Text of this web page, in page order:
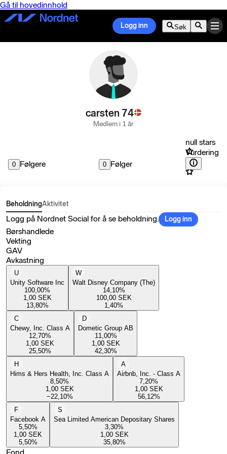
Gå til hovedinnhold
Logg inn Søk
carsten 74
Medlem i 1 år
0 Følgere 0 Følger
null stars
Vurdering
BeholdningAktivitet
Logg på Nordnet Social for å se beholdning. Logg inn
Børshandlede
Vekting
GAV
Avkastning
U
Unity Software Inc
100,00%
1,00 SEK
13,80%
W
Walt Disney Company (The)
14,10%
100,00 SEK
1,40%
C
Chewy, Inc. Class A
12,70%
1,00 SEK
25,50%
D
Dometic Group AB
11,00%
1,00 SEK
42,30%
H
Hims & Hers Health, Inc. Class A
8,50%
1,00 SEK
−22,10%
A
Airbnb, Inc. - Class A
7,20%
1,00 SEK
56,12%
F
Facebook A
5,50%
1,00 SEK
5,50%
S
Sea Limited American Depositary Shares
3,30%
1,00 SEK
35,80%